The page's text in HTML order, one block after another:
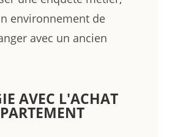
environnement de
avec un ancien
AVEC L'ACHAT